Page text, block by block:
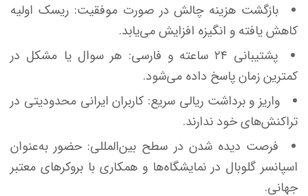
بازگشت هزینه چالش در صورت موفقیت: ریسک اولیه
کاهش یافته و انگیزه افزایش می‌یابد.
پشتیبانی ۲۴ ساعته و فارسی: هر سوال یا مشکل در
کمترین زمان پاسخ داده می‌شود.
واریز و برداشت ریالی سریع: کاربران ایرانی محدودیتی در
تراکنش‌های خود ندارند.
فرصت دیده شدن در سطح بین‌المللی: حضور به‌عنوان
اسپانسر گلوبال در نمایشگاه‌ها و همکاری با بروکر‌های معتبر
جهانی.